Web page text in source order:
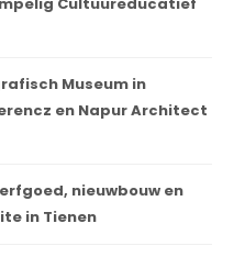
Cultuureducatief
Museum in
en Napur Architect
erfgoed, nieuwbouw en
in Tienen